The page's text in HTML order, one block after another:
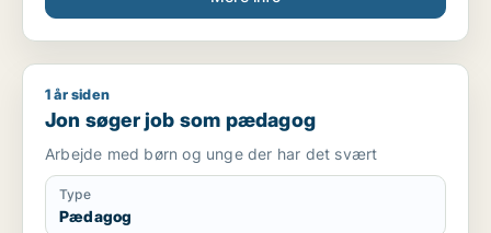
Jon søger job som pædagog
1 år siden
Jon søger job som pædagog
Arbejde med børn og unge der har det svært
Type
Pædagog